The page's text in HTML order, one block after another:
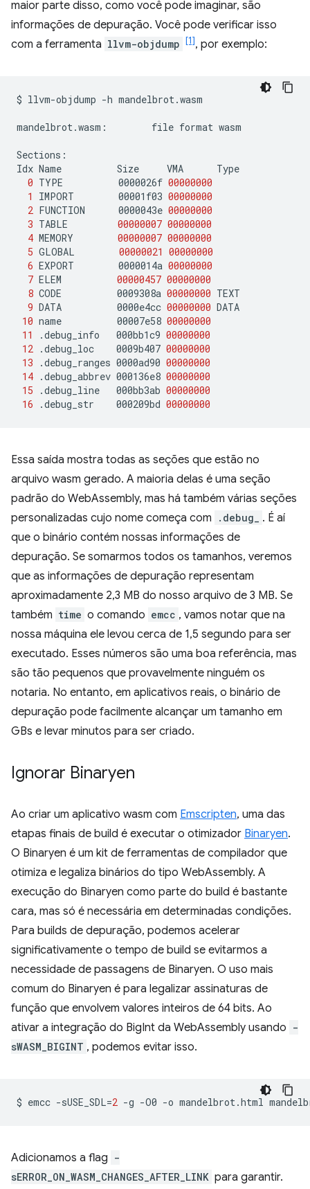
maior parte disso, como você pode imaginar, são
informações de depuração. Você pode verificar isso
com a ferramenta llvm-objdump [1], por exemplo:
$ llvm-objdump -h mandelbrot.wasm
mandelbrot.wasm: file format wasm
Sections:
Idx Name Size VMA
0 TYPE 0000026f 00000000
1
IMPORT 00001f03 00000000
2 FUNCTION 0000043e 00000000
3 TABLE 00000007 00000000
4 MEMORY 00000007 00000000
5 GLOBAL 00000021 00000000
6 EXPORT 0000014a 00000000
7 ELEM 00000457 00000000
8 CODE 0009308a 00000000
9 DATA 0000e4cc 00000000
10 name 00007e58 00000000
11
.debug_info 000bb1c9 00000000
12 .debug_loc 0009b407 00000000
13
.debug_ranges 0000ad90 00000000
14 .debug_abbrev 000136e8 00000000
15
.debug_line 000bb3ab 00000000
16
.debug_str 000209bd 00000000
Essa saída mostra todas as seções que estão no
arquivo wasm gerado. A maioria delas é uma seção
padrão do WebAssembly, mas há também várias seções
personalizadas cujo nome começa com
.debug_
. É aí
que o binário contém nossas informações de
depuração. Se somarmos todos os tamanhos, veremos
que as informações de depuração representam
aproximadamente 2,3 MB do nosso arquivo de 3 MB. Se
também time o comando emcc , vamos notar que na
nossa máquina ele levou cerca de 1,5 segundo para ser
executado. Esses números são uma boa referência, mas
são tão pequenos que provavelmente ninguém os
notaria. No entanto, em aplicativos reais, o binário de
depuração pode facilmente alcançar um tamanho em
GBs e levar minutos para ser criado.
Ignorar Binaryen
Ao criar um aplicativo wasm com Emscripten, uma das
etapas finais de build é executar o otimizador Binaryen.
O Binaryen é um kit de ferramentas de compilador que
otimiza e legaliza binários do tipo WebAssembly. A
execução do Binaryen como parte do build é bastante
cara, mas só é necessária em determinadas condições.
Para builds de depuração, podemos acelerar
significativamente o tempo de build se evitarmos a
necessidade de passagens de Binaryen. O uso mais
comum do Binaryen é para legalizar assinaturas de
função que envolvem valores inteiros de 64 bits. Ao
ativar a integração do BigInt da WebAssembly usando -
sWASM_BIGINT , podemos evitar isso.
$ emcc -sUSE_SDL=2 -g -O0 -o mandelbrot.html
Adicionamos a flag -
sERROR_ON_WASM_CHANGES_AFTER_LINK para garantir.